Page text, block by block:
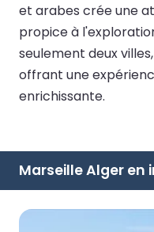
et arabes crée une
propice à
seulement deux
offrant une
enrichissante.
Marseille Alger en